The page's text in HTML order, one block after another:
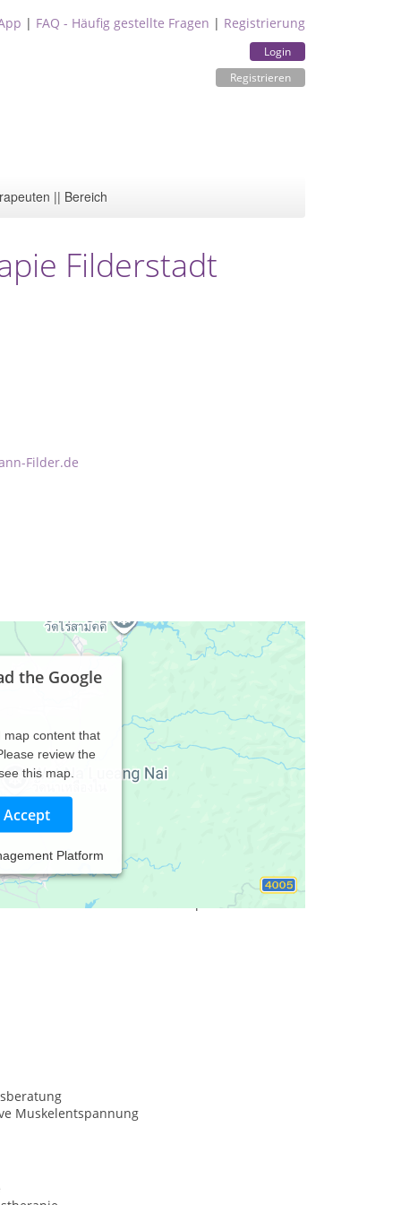
| FAQ - Häufig gestellte Fragen | Registrierung
Login
Registrieren
|| Bereich
Filderstadt
Filder.de
the Google
map content that
review the
this map.
Accept
Platform
Verhaltens- und Traumatherapie.
Muskelentspannung